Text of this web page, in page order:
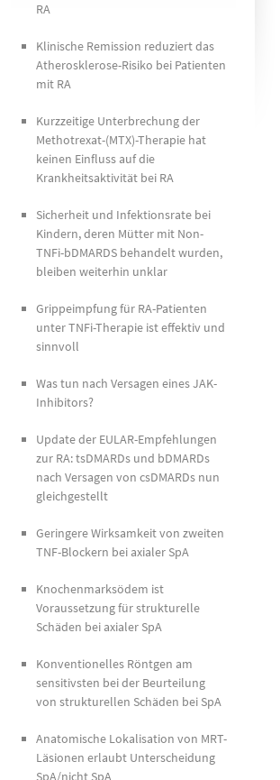
RA
Klinische Remission reduziert das
Atherosklerose-Risiko bei Patienten
mit RA
Kurzzeitige Unterbrechung der
Methotrexat-(MTX)-Therapie hat
keinen Einfluss auf die
Krankheitsaktivität bei RA
Sicherheit und Infektionsrate bei
Kindern, deren Mütter mit Non-
TNFi-bDMARDS behandelt wurden,
bleiben weiterhin unklar
Grippeimpfung für RA-Patienten
unter TNFi-Therapie ist effektiv und
sinnvoll
Was tun nach Versagen eines JAK-
Inhibitors?
Update der EULAR-Empfehlungen
zur RA: tsDMARDs und bDMARDs
nach Versagen von csDMARDs nun
gleichgestellt
Geringere Wirksamkeit von zweiten
TNF-Blockern bei axialer SpA
Knochenmarksödem ist
Voraussetzung für strukturelle
Schäden bei axialer SpA
Konventionelles Röntgen am
sensitivsten bei der Beurteilung
von strukturellen Schäden bei SpA
Anatomische Lokalisation von MRT-
Läsionen erlaubt Unterscheidung
SpA/nicht SpA